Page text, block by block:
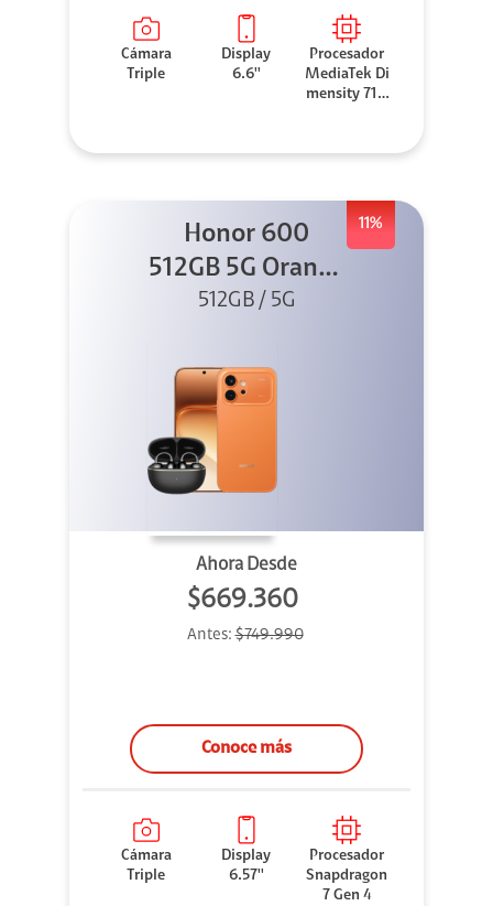
Cámara
Triple
Display
6.6''
Procesador
MediaTek Di
mensity 710
11%
Honor 600
512GB 5G Orange
+ Clip 2
512GB / 5G
Ahora Desde
$669.360
Antes:$749.990
Conoce más
Cámara
Triple
Display
6.57''
Procesador
Snapdragon
7 Gen 4